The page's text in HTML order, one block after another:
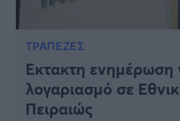
ΤΡΑΠΕΖΕΣ
Έκτακτη ενημέρωση
λογαριασμό σε
Πειραιώς